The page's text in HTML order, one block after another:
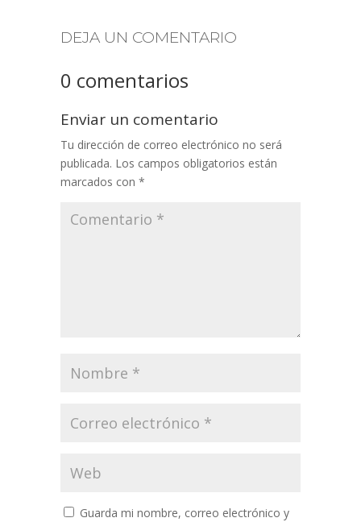
DEJA UN COMENTARIO
0 comentarios
Enviar un comentario
Tu dirección de correo electrónico no será
publicada. Los campos obligatorios están
marcados con *
Guarda mi nombre, correo electrónico y